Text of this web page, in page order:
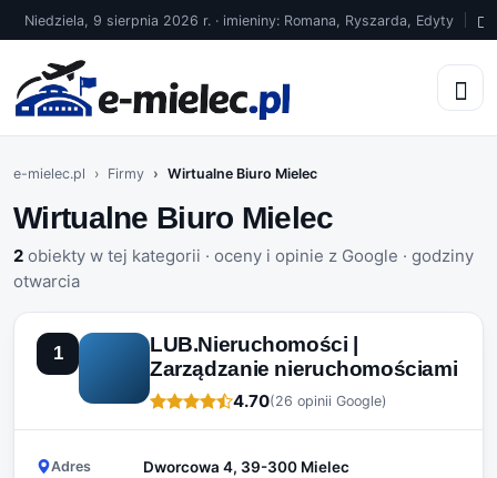
Niedziela, 9 sierpnia 2026 r. · imieniny: Romana, Ryszarda, Edyty
e-mielec.pl Firmy Wirtualne Biuro Mielec
Wirtualne Biuro Mielec
2 obiekty w tej kategorii · oceny i opinie z Google · godziny
otwarcia
1
LUB.Nieruchomości |
Zarządzanie nieruchomościami
4.70(26 opinii Google)
Adres Dworcowa 4, 39-300 Mielec